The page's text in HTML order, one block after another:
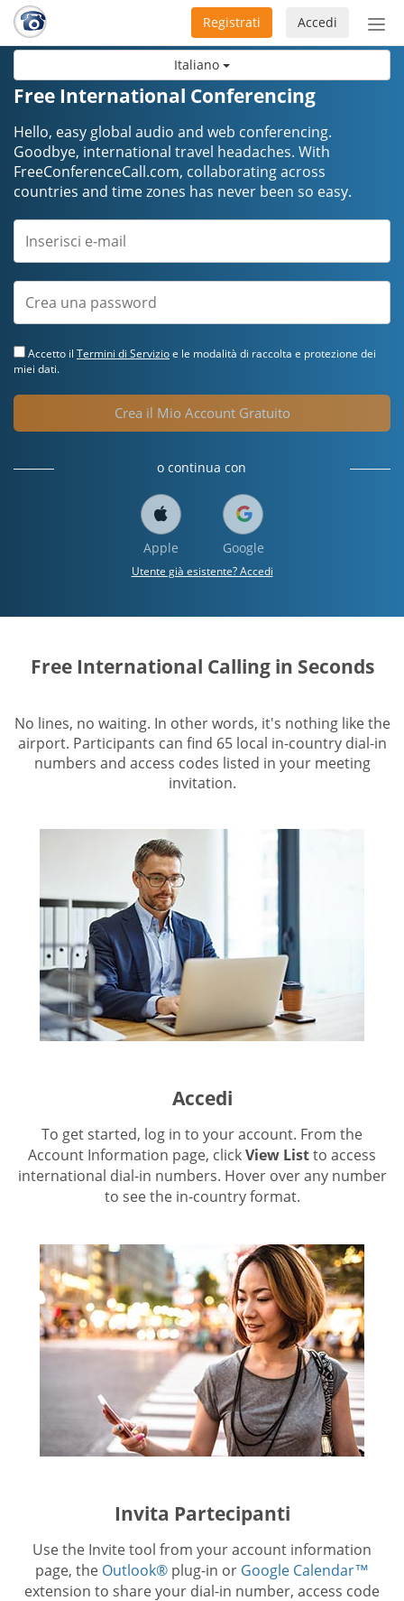
Italiano
Accedi
Registrati
Free International Conferencing
Hello, easy global audio and web conferencing.
Goodbye, international travel headaches. ​​​​​​​With
FreeConferenceCall.com, collaborating across
countries and time zones has never been so easy.
Accetto il Termini di Servizioe le modalità di raccolta e protezione dei
miei dati.
Crea il Mio Account Gratuito
o continua con
Apple Google
Utente già esistente? Accedi
Free International Calling in Seconds
No lines, no waiting. In other words, it's nothing like the
airport. Participants can find 65 local in-country dial-in
numbers and access codes listed in your meeting
invitation.
Accedi
To get started, log in to your account. From the
Account Information page, clickView Listto access
international dial-in numbers. Hover over any number
to see the in-country format.
Invita Partecipanti
Use the Invite tool from your account information
page, the Outlook® plug-in or Google Calendar™
extension to share your dial-in number, access code